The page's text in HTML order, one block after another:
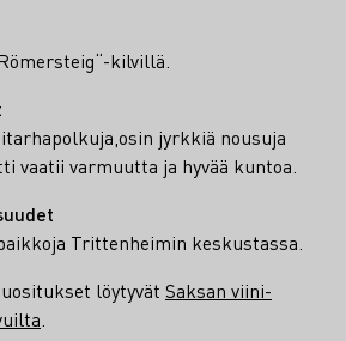
kilvillä.
jyrkkiä nousuja
vaatii varmuutta ja hyvää kuntoa.
Trittenheimin keskustassa.
löytyvät Saksan viini-